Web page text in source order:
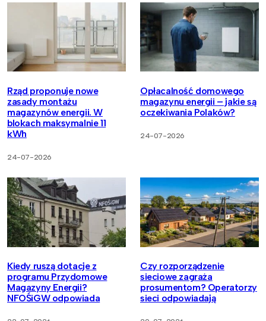
Rząd proponuje nowe
zasady montażu
magazynów energii. W
blokach maksymalnie 11
kWh
24-07-2026
Opłacalność domowego
magazynu energii – jakie są
oczekiwania Polaków?
24-07-2026
Kiedy ruszą dotacje z
programu Przydomowe
Magazyny Energii?
NFOŚiGW odpowiada
Czy rozporządzenie
sieciowe zagraża
prosumentom? Operatorzy
sieci odpowiadają